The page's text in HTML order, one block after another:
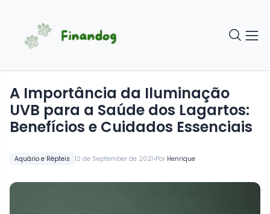
Aquário e Répteis 12 de September de 2021•Por Henrique
A Importância da Iluminação
UVB para a Saúde dos Lagartos:
Benefícios e Cuidados Essenciais